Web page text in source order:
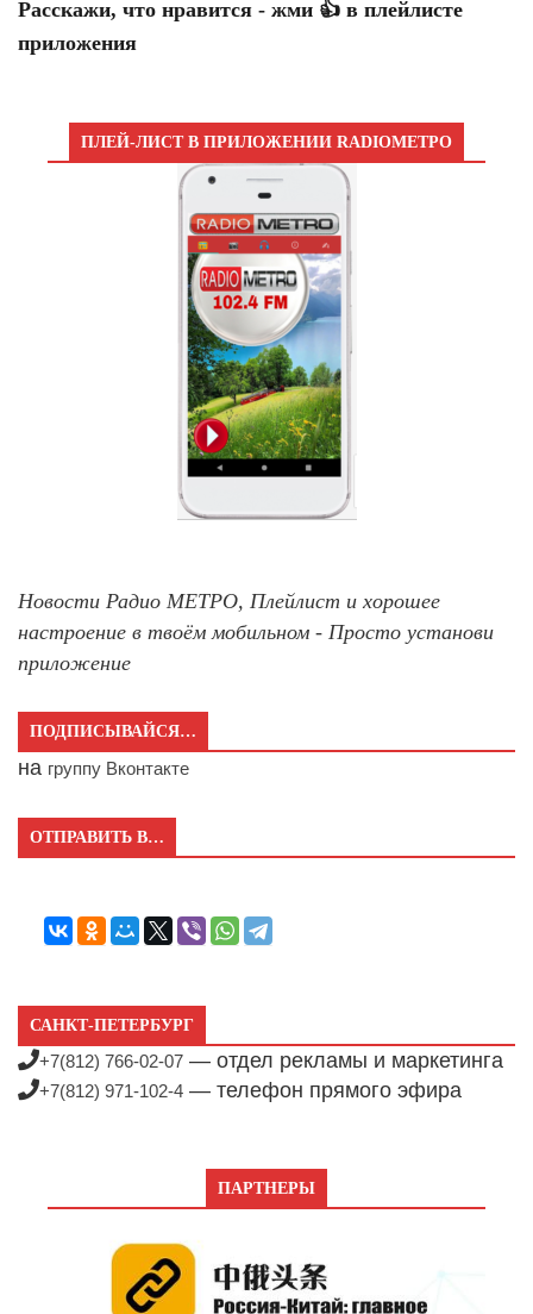
Расскажи, что нравится - жми 👍 в плейлисте
приложения
ПЛЕЙ-ЛИСТ В ПРИЛОЖЕНИИ RADIOМЕТРО
Новости Радио МЕТРО, Плейлист и хорошее
настроение в твоём мобильном - Просто установи
приложение
ПОДПИСЫВАЙСЯ…
на группу Вконтакте
ОТПРАВИТЬ В…
САНКТ-ПЕТЕРБУРГ
+7(812) 766-02-07 — отдел рекламы и маркетинга
+7(812) 971-102-4 — телефон прямого эфира
ПАРТНЕРЫ